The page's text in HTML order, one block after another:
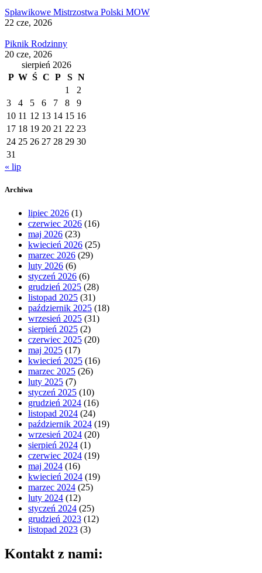
Spławikowe Mistrzostwa Polski MOW
22 cze, 2026
Piknik Rodzinny
20 cze, 2026
sierpień 2026
P W Ś C P S N
1
2
3
4 5 6 7 8
9
10 11 12 13 14 15 16
17 18 19 20 21 22 23
24 25 26 27 28 29 30
31
« lip
Archiwa
lipiec 2026 (1)
czerwiec 2026 (16)
maj 2026 (23)
kwiecień 2026 (25)
marzec 2026 (29)
luty 2026 (6)
styczeń 2026 (6)
grudzień 2025 (28)
listopad 2025 (31)
październik 2025 (18)
wrzesień 2025 (31)
sierpień 2025 (2)
czerwiec 2025 (20)
maj 2025 (17)
kwiecień 2025 (16)
marzec 2025 (26)
luty 2025 (7)
styczeń 2025 (10)
grudzień 2024 (16)
listopad 2024 (24)
październik 2024 (19)
wrzesień 2024 (20)
sierpień 2024 (1)
czerwiec 2024 (19)
maj 2024 (16)
kwiecień 2024 (19)
marzec 2024 (25)
luty 2024 (12)
styczeń 2024 (25)
grudzień 2023 (12)
listopad 2023 (3)
Kontakt z nami: